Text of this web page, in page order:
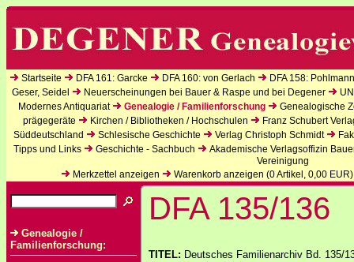
Startseite DFA 161: Garcke DFA 160: von Gerlach
DFA 158:
Geser, Seidel
Neuerscheinungen bei Bauer & Raspe und bei Degener
Modernes Antiquariat
Genealogie / Familienforschung
Genealogische
prägegeräte
Kirchen / Bibliotheken / Hochschulen
Franz Schubert
Süddeutschland
Schlesische Geschichte Verlag Christoph Schmidt
Tipps und Links
Geschichte - Sachbuch
Akademische Verlagsoffizin
Vereinigung
Merkzettel anzeigen
Warenkorb anzeigen (0Artikel, 0,00 EUR)
Genealogie /
Familienforschung:
DFA 135/136
TITEL: Deutsches Familienarchiv Bd. 135/